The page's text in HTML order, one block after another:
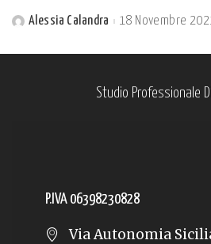
PostedAlessia Calandra 18 Novembre
Studio Professionale
P.IVA 06398230828
Via Autonomia